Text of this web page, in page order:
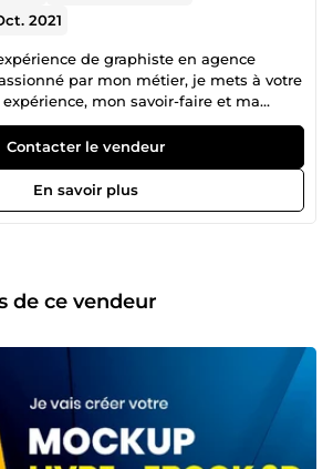
2021
de graphiste en agence
par mon métier, je mets à votre
mon savoir-faire et ma
forme à tous vos projets
visuelle, plaquette, flyer, site
Contacter le vendeur
En savoir plus
de ce vendeur